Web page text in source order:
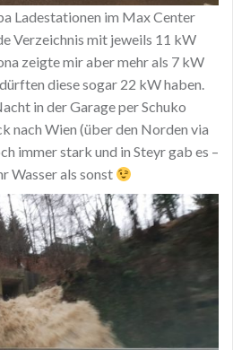
Ladestationen im Max Center
Verzeichnis mit jeweils 11 kW
zeigte mir aber mehr als 7 kW
diese sogar 22 kW haben.
in der Garage per Schuko
nach Wien (über den Norden via
immer stark und in Steyr gab es –
Wasser als sonst